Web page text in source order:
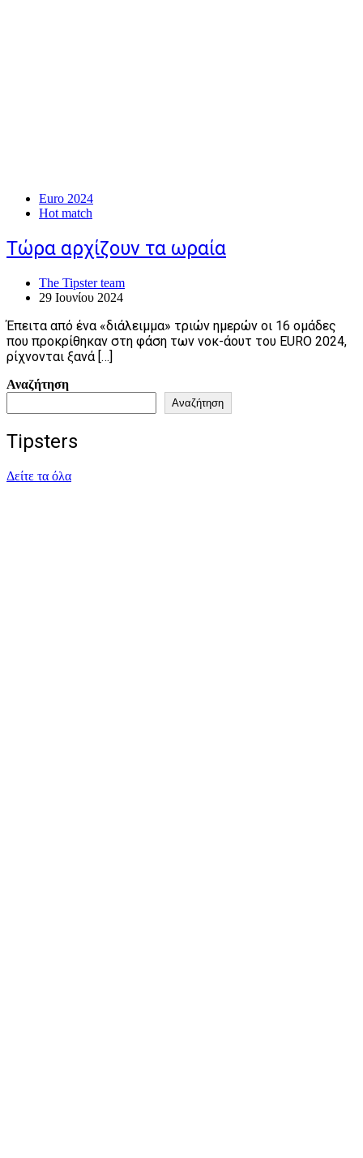
Euro 2024
Hot match
Τώρα αρχίζουν τα ωραία
The Tipster team
29 Ιουνίου 2024
Έπειτα από ένα «διάλειμμα» τριών ημερών οι 16 ομάδες
που προκρίθηκαν στη φάση των νοκ-άουτ του EURO 2024,
ρίχνονται ξανά […]
Αναζήτηση
Αναζήτηση
Tipsters
Δείτε τα όλα